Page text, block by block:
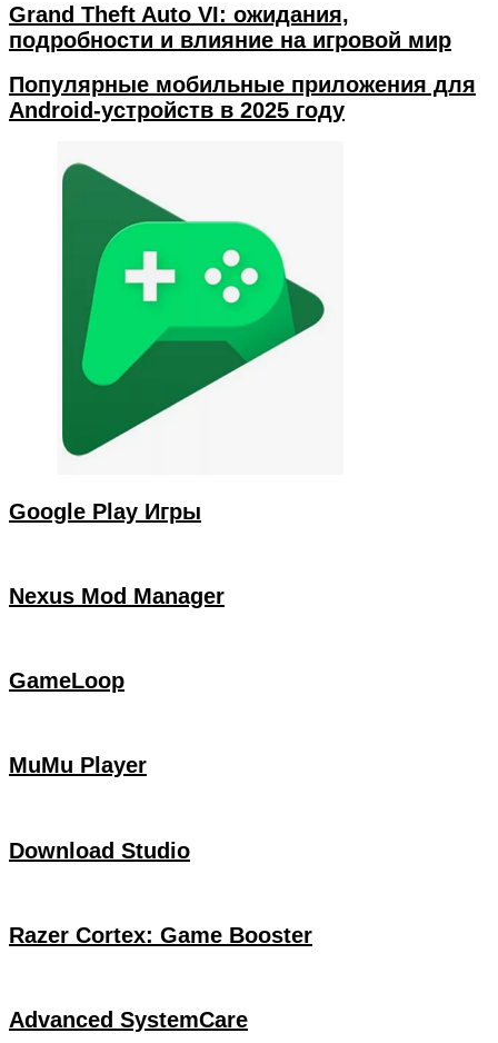
Grand Theft Auto VI: ожидания,
подробности и влияние на игровой мир
Популярные мобильные приложения для
Android-устройств в 2025 году
Google Play Игры
Nexus Mod Manager
GameLoop
MuMu Player
Download Studio
Razer Cortex: Game Booster
Advanced SystemCare